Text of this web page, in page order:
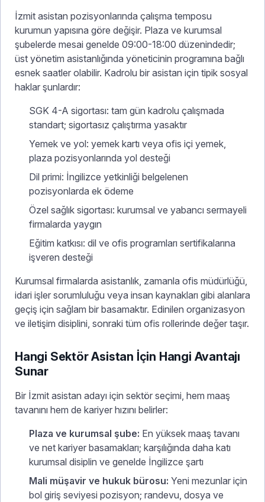
İzmit asistan pozisyonlarında çalışma temposu
kurumun yapısına göre değişir. Plaza ve kurumsal
şubelerde mesai genelde 09:00-18:00 düzenindedir;
üst yönetim asistanlığında yöneticinin programına bağlı
esnek saatler olabilir. Kadrolu bir asistan için tipik sosyal
haklar şunlardır:
SGK 4-A sigortası: tam gün kadrolu çalışmada
standart; sigortasız çalıştırma yasaktır
Yemek ve yol: yemek kartı veya ofis içi yemek,
plaza pozisyonlarında yol desteği
Dil primi: İngilizce yetkinliği belgelenen
pozisyonlarda ek ödeme
Özel sağlık sigortası: kurumsal ve yabancı sermayeli
firmalarda yaygın
Eğitim katkısı: dil ve ofis programları sertifikalarına
işveren desteği
Kurumsal firmalarda asistanlık, zamanla ofis müdürlüğü,
idari işler sorumluluğu veya insan kaynakları gibi alanlara
geçiş için sağlam bir basamaktır. Edinilen organizasyon
ve iletişim disiplini, sonraki tüm ofis rollerinde değer taşır.
Hangi Sektör Asistan İçin Hangi Avantajı
Sunar
Bir İzmit asistan adayı için sektör seçimi, hem maaş
tavanını hem de kariyer hızını belirler:
Plaza ve kurumsal şube: En yüksek maaş tavanı
ve net kariyer basamakları; karşılığında daha katı
kurumsal disiplin ve genelde İngilizce şartı
Mali müşavir ve hukuk bürosu: Yeni mezunlar için
bol giriş seviyesi pozisyon; randevu, dosya ve